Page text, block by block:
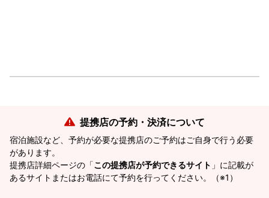
提携店の予約・決済について
宿泊施設など、予約が必要な提携店のご予約はご自身で行う必要
があります。
提携店詳細ページの「この提携店が予約できるサイト 」に記載が
あるサイトまたはお電話にて予約を行ってください。（※1）